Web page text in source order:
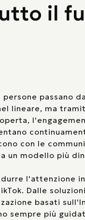
il
passano
lineare, ma
con le
un modello più
l'attenzione
Dalle
basati
sempre più